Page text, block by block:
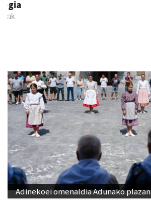
Adinekoei omenaldia Adunako plazan